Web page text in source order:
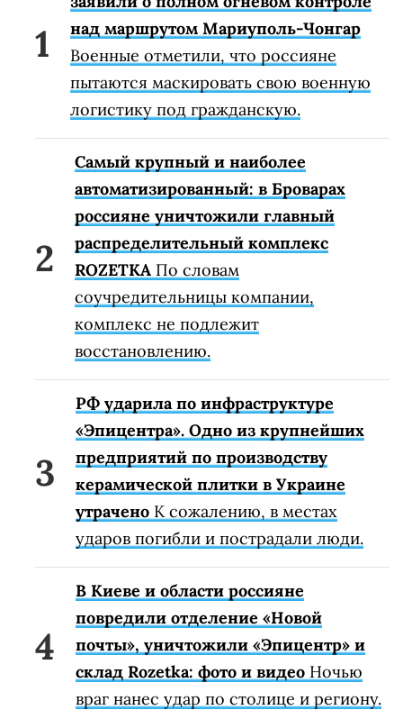
над маршрутом Мариуполь-Чонгар
Военные отметили, что россияне
пытаются маскировать свою военную
логистику под гражданскую.
Самый крупный и наиболее
автоматизированный: в Броварах
россияне уничтожили главный
распределительный комплекс
ROZETKA По словам
соучредительницы компании,
комплекс не подлежит
восстановлению.
РФ ударила по инфраструктуре
«Эпицентра». Одно из крупнейших
предприятий по производству
керамической плитки в Украине
утрачено К сожалению, в местах
ударов погибли и пострадали люди.
В Киеве и области россияне
повредили отделение «Новой
почты», уничтожили «Эпицентр» и
склад Rozetka: фото и видео Ночью
враг нанес удар по столице и региону.